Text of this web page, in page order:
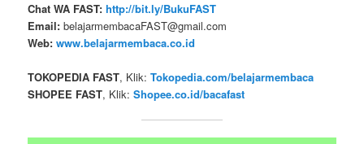
Chat WA FAST: http://bit.ly/BukuFAST
Email: belajarmembacaFAST@gmail.com
Web: www.belajarmembaca.co.id
TOKOPEDIA FAST, Klik:Tokopedia.com/belajarmembaca
SHOPEE FAST, Klik:Shopee.co.id/bacafast